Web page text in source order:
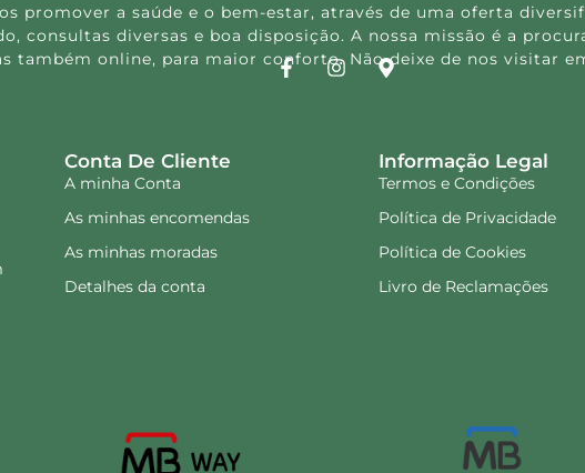
promover a saúde e o bem-estar, através de uma oferta
consultas diversas e boa disposição. A nossa missão é a
também online, para maior conforto. Não deixe de nos visitar
Conta De Cliente
A minha Conta
As minhas encomendas
As minhas moradas
Detalhes da conta
Informação Legal
Termos e Condições
Política de Privacidade
Política de Cookies
Livro de Reclamações